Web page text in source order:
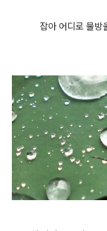
잡아 어디로 물방